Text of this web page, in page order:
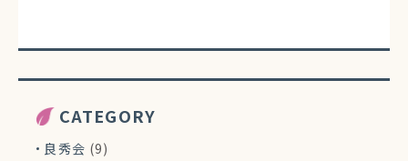
CATEGORY
良秀会 (9)